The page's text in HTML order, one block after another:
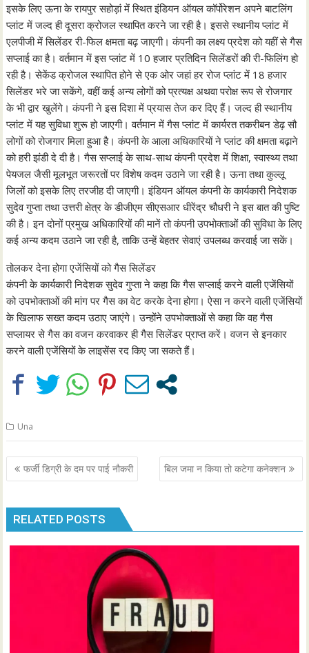
इसके लिए ऊना के रायपुर सहोड़ां में स्थित इंडियन ऑयल कॉर्पोरेशन अपने बाटलिंग
प्लांट में जल्द ही दूसरा क्रोजल स्थापित करने जा रही है। इससे स्थानीय प्लांट में
एलपीजी में सिलेंडर री-फिल क्षमता बढ़ जाएगी। कंपनी का लक्ष्य प्रदेश को यहीं से गैस
सप्लाई का है। वर्तमान में इस प्लांट में 10 हजार प्रतिदिन सिलेंडरों की री-फिलिंग हो
रही है। सेकेंड क्रोजल स्थापित होने से एक ओर जहां हर रोज प्लांट में 18 हजार
सिलेंडर भरे जा सकेंगे, वहीं कई अन्य लोगों को प्रत्यक्ष अथवा परोक्ष रूप से रोजगार
के भी द्वार खुलेंगे। कंपनी ने इस दिशा में प्रयास तेज कर दिए हैं। जल्द ही स्थानीय
प्लांट में यह सुविधा शुरू हो जाएगी। वर्तमान में गैस प्लांट में कार्यरत तकरीबन डेढ़ सौ
लोगों को रोजगार मिला हुआ है। कंपनी के आला अधिकारियों ने प्लांट की क्षमता बढ़ाने
को हरी झंडी दे दी है। गैस सप्लाई के साथ-साथ कंपनी प्रदेश में शिक्षा, स्वास्थ्य तथा
पेयजल जैसी मूलभूत जरूरतों पर विशेष कदम उठाने जा रही है। ऊना तथा कुल्लू
जिलों को इसके लिए तरजीह दी जाएगी। इंडियन ऑयल कंपनी के कार्यकारी निदेशक
सुदेव गुप्ता तथा उत्तरी क्षेत्र के डीजीएम सीएसआर धीरेंद्र चौधरी ने इस बात की पुष्टि
की है। इन दोनों प्रमुख अधिकारियों की मानें तो कंपनी उपभोक्ताओं की सुविधा के लिए
कई अन्य कदम उठाने जा रही है, ताकि उन्हें बेहतर सेवाएं उपलब्ध करवाई जा सकें।
तोलकर देना होगा एजेंसियों को गैस सिलेंडर
कंपनी के कार्यकारी निदेशक सुदेव गुप्ता ने कहा कि गैस सप्लाई करने वाली एजेंसियों
को उपभोक्ताओं की मांग पर गैस का वेट करके देना होगा। ऐसा न करने वाली एजेंसियों
के खिलाफ सख्त कदम उठाए जाएंगे। उन्होंने उपभोक्ताओं से कहा कि वह गैस
सप्लायर से गैस का वजन करवाकर ही गैस सिलेंडर प्राप्त करें। वजन से इनकार
करने वाली एजेंसियों के लाइसेंस रद किए जा सकते हैं।
Una
Post
navigation
फर्जी डिग्री के दम पर पाई नौकरी बिल जमा न किया तो कटेगा कनेक्शन
RELATED POSTS